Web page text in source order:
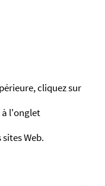
cliquez sur
à l'onglet
Web.